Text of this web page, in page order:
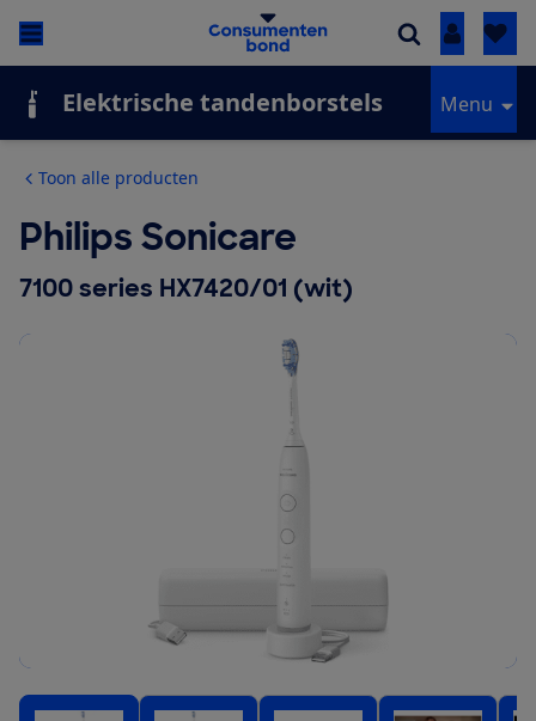
Inloggen
Elektrische tandenborstels Menu
Toon alle producten
Philips Sonicare
7100 series HX7420/01 (wit)